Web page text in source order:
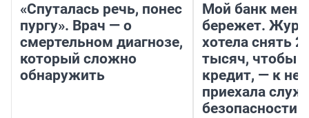
«Спуталась речь, понес
пургу». Врач — о
смертельном диагнозе,
который сложно
обнаружить
Мой банк меня
бережет.
хотела снять
тысяч, чтобы
кредит, — к
приехала
безопасности